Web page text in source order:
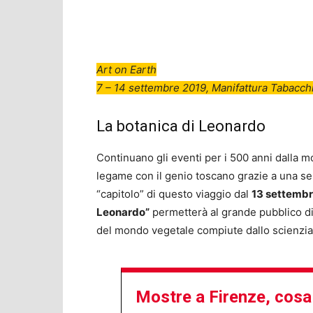
Art on Earth
7 – 14 settembre 2019, Manifattura
La botanica di Leonardo
Continuano gli eventi per i 500 anni dalla
legame con il genio toscano grazie a una
“capitolo” di questo viaggio dal 13
Leonardo” permetterà al grande pubblico
del mondo vegetale compiute dallo
Mostre a Firenze,